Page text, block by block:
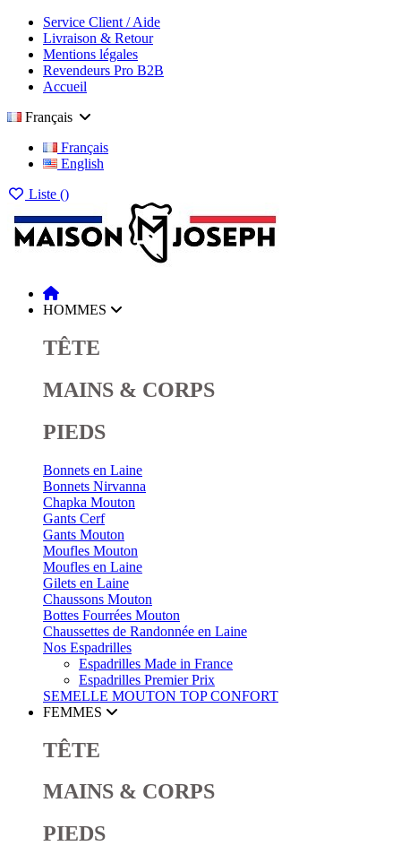
Service Client / Aide
Livraison & Retour
Mentions légales
Revendeurs Pro B2B
Accueil
Français
Français
English
Liste ()
HOMMES
TÊTE
MAINS & CORPS
PIEDS
Bonnets en Laine
Bonnets Nirvanna
Chapka Mouton
Gants Cerf
Gants Mouton
Moufles Mouton
Moufles en Laine
Gilets en Laine
Chaussons Mouton
Bottes Fourrées Mouton
Chaussettes de Randonnée en Laine
Nos Espadrilles
Espadrilles Made in France
Espadrilles Premier Prix
SEMELLE MOUTON TOP CONFORT
FEMMES
TÊTE
MAINS & CORPS
PIEDS